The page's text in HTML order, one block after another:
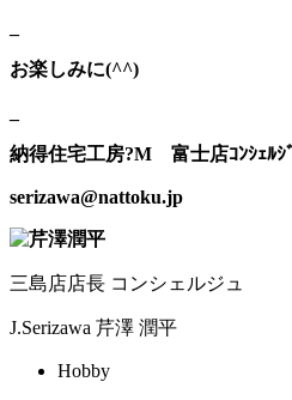
お楽しみに(^^)
納得住宅工房?M 富士店ｺﾝｼｪﾙ
serizawa@nattoku.jp
三島店店長 コンシェルジュ
J.Serizawa 芹澤 潤平
Hobby